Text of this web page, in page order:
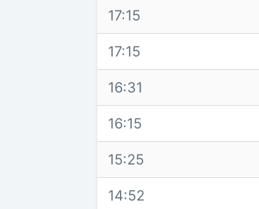
17:15
17:15
16:31
16:15
15:25
14:52